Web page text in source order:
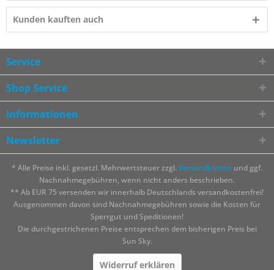
Kunden kauften auch
Service
Shop Service
Informationen
Newsletter
* Alle Preise inkl. gesetzl. Mehrwertsteuer zzgl. Versandkosten und ggf.
Nachnahmegebühren, wenn nicht anders beschrieben.
** Ab EUR 75 versenden wir innerhalb Deutschlands versandkostenfrei!
Ausgenommen davon sind Nachnahmegebühren sowie die Kosten für
Sperrgut und Speditionen!
Die durchgestrichenen Preise entsprechen dem bisherigen Preis bei
Sun Sky.
Widerruf erklären